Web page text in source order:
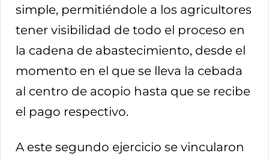
simple, permitiéndole a los agricultores
tener visibilidad de todo el proceso en
la cadena de abastecimiento, desde el
momento en el que se lleva la cebada
al centro de acopio hasta que se recibe
el pago respectivo.
A este segundo ejercicio se vincularon